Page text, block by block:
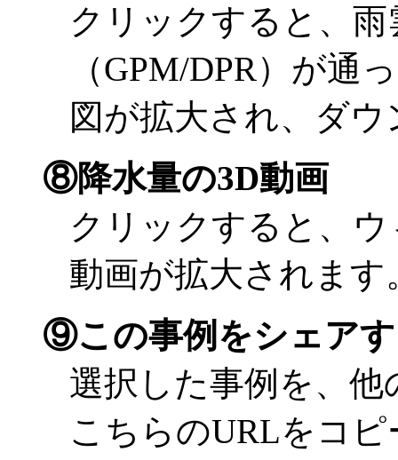
クリックすると、
（GPM/DPR）が通
図が拡大され、ダ
⑧降水量の3D動画
クリックすると、
動画が拡大されま
⑨この事例をシェア
選択した事例を、
こちらのURLをコ